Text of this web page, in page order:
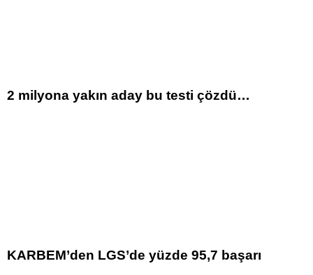
2 milyona yakın aday bu testi çözdü…
KARBEM’den LGS’de yüzde 95,7 başarı